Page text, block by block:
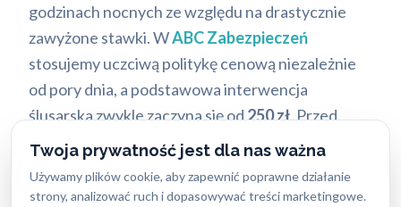
Twoja prywatność jest dla nas ważna
Używamy plików cookie, aby zapewnić poprawne działanie
strony, analizować ruch i dopasowywać treści marketingowe.
godzinach nocnych ze względu na drastycznie
zawyżone stawki. WABC Zabezpieczeń
stosujemy uczciwą politykę cenową niezależnie
od pory dnia, a podstawowa interwencja
ślusarska zwykle zaczyna się od250 zł. Przed
przystąpieniem do jakichkolwiek działań technik
ocenia sytuację i informuje o całkowitym koszcie
usługi. Taka procedura eliminuje nieprzyjemne